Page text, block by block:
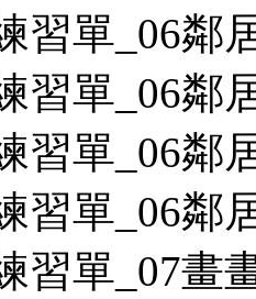
習單_06鄰
習單_06鄰
習單_06鄰
習單_06鄰
習單_07畫